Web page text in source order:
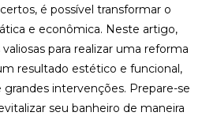
é possível transformar o
e econômica. Neste artigo,
para realizar uma reforma
resultado estético e funcional,
intervenções. Prepare-se
seu banheiro de maneira